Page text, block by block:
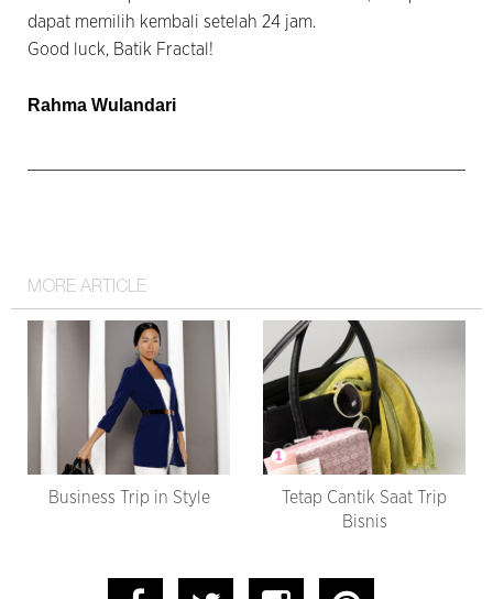
dapat memilih kembali setelah 24 jam.
Good luck, Batik Fractal!
Rahma Wulandari
MORE ARTICLE
Business Trip in Style
Tetap Cantik Saat Trip
Bisnis